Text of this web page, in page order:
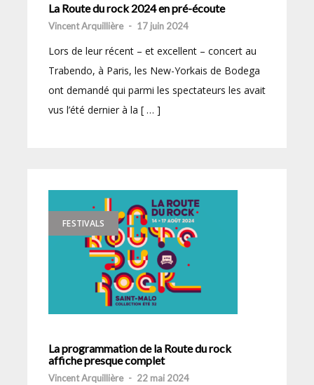
La Route du rock 2024 en pré-écoute
Vincent Arquillière - 17 juin 2024
Lors de leur récent – et excellent – concert au
Trabendo, à Paris, les New-Yorkais de Bodega
ont demandé qui parmi les spectateurs les avait
vus l’été dernier à la [ … ]
FESTIVALS
La programmation de la Route du rock
affiche presque complet
Vincent Arquillière - 22 mai 2024